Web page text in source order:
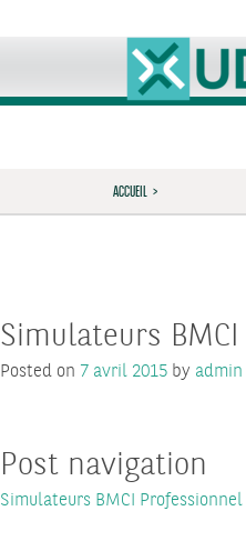
ACCUEIL >
Simulateurs
Posted on 7 avril 2015 by admin
Post navigation
Simulateurs BMCI Professionnel